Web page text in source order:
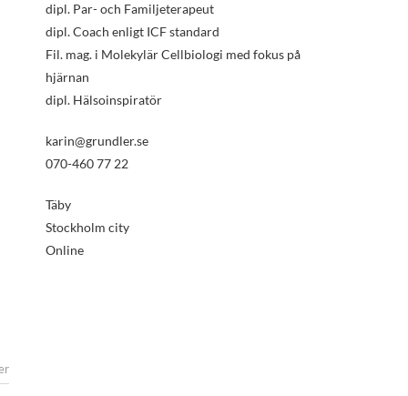
dipl. Par- och Familjeterapeut
dipl. Coach enligt ICF standard
Fil. mag. i Molekylär Cellbiologi med fokus på
hjärnan
dipl. Hälsoinspiratör
karin@grundler.se
070-460 77 22
Täby
Stockholm city
Online